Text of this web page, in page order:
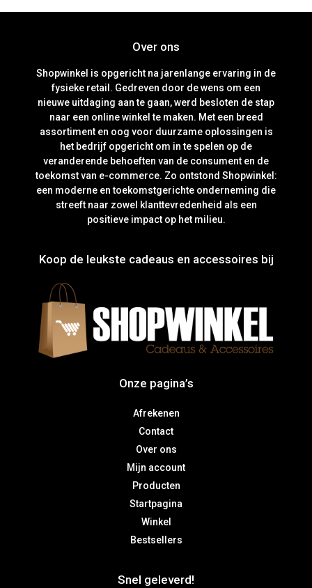
Over ons
Shopwinkel is opgericht na jarenlange ervaring in de
fysieke retail. Gedreven door de wens om een
nieuwe uitdaging aan te gaan, werd besloten de stap
naar een online winkel te maken. Met een breed
assortiment en oog voor duurzame oplossingen is
het bedrijf opgericht om in te spelen op de
veranderende behoeften van de consument en de
toekomst van e-commerce. Zo ontstond Shopwinkel:
een moderne en toekomstgerichte onderneming die
streeft naar zowel klanttevredenheid als een
positieve impact op het milieu.
Koop de leukste cadeaus en accessoires bij
Onze pagina’s
Afrekenen
Contact
Over ons
Mijn account
Producten
Startpagina
Winkel
Bestsellers
Snel geleverd!